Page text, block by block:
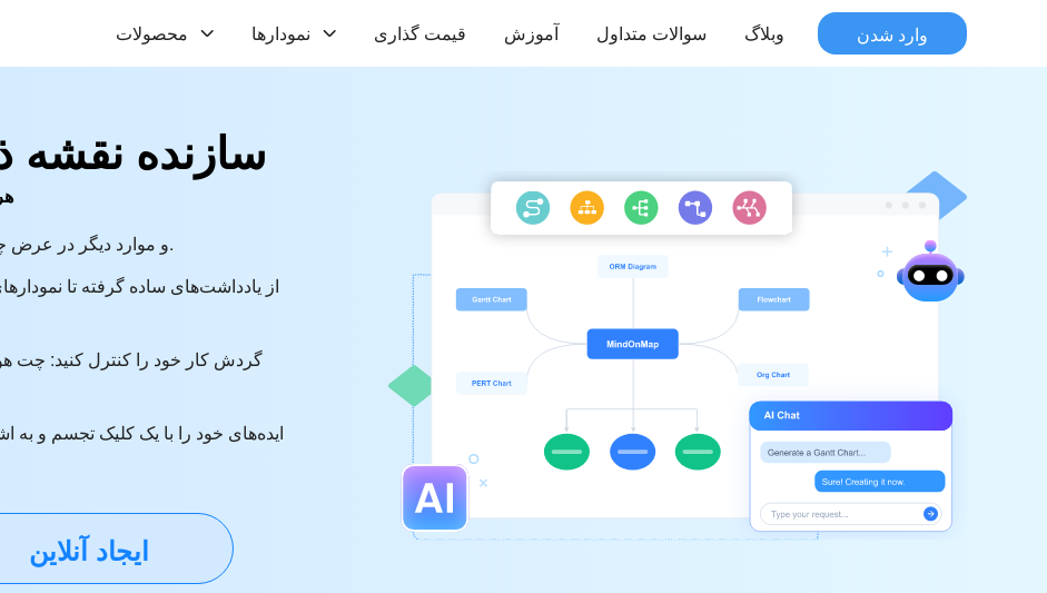
محصولات نمودارها قیمت گذاری آموزش سوالات متداول وبلاگ وارد شدن
سازنده
• ایجاد فلوچارت، نمودار گانت، نمودار ORM و موارد دیگر در عرض چند ثانیه.
ایجاد آنلاین